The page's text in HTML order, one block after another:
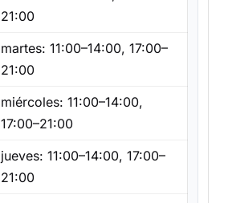
21:00
martes: 11:00–14:00, 17:00–
21:00
miércoles: 11:00–14:00,
17:00–21:00
jueves: 11:00–14:00, 17:00–
21:00